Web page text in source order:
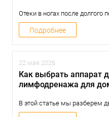
Отеки в ногах после долгого
целого дня экскурсий и
поясов — знакомо?
эмоции, но для нашей
становятся настоящим
Подробнее
22.мая.2026
Как выбрать аппарат
лимфодренажа для
В этой статье мы разберем
характеристики —